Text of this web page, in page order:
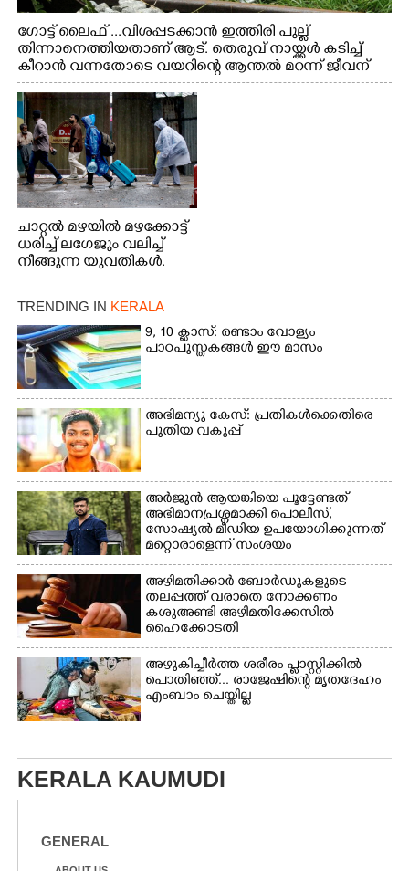
ഗോട്ട് ലൈഫ് ...വിശപ്പടക്കാൻ ഇത്തിരി പുല്ല്
തിന്നാനെത്തിയതാണ് ആട്. തെരുവ് നായ്ക്കൾ കടിച്ച്
കീറാൻ വന്നതോടെ വയറിന്റെ ആന്തൽ മറന്ന് ജീവന്
വേണ്ടിയായി ഓട്ടം. എറണാകുളം വാത്തുരുത്തിയിൽ
നിന്നുള്ള കാഴ്ച
ചാറ്റൽ മഴയിൽ മഴക്കോട്ട്
ധരിച്ച് ലഗേജും വലിച്ച്
നീങ്ങുന്ന യുവതികൾ.
എറണാകുളം മേനകയിൽ
നിന്നുള്ള കാഴ്ച
TRENDING IN KERALA
9, 10 ക്ലാസ്: രണ്ടാം വോള്യം
പാഠപുസ്തകങ്ങൾ ഈ മാസം
അഭിമന്യു കേസ്: പ്രതികൾക്കെതിരെ
പുതിയ വകുപ്പ്
അർജുൻ ആയങ്കിയെ പൂട്ടേണ്ടത്
അഭിമാനപ്രശ്നമാക്കി പൊലീസ്,
സാേഷ്യൽ മീഡിയ ഉപയോഗിക്കുന്നത്
മറ്റൊരാളെന്ന് സംശയം
അഴിമതിക്കാർ ബോർഡുകളുടെ
തലപ്പത്ത് വരാതെ നോക്കണം
കശുഅണ്ടി അഴിമതിക്കേസിൽ
ഹൈക്കോടതി
അഴുകിച്ചീർത്ത ശരീരം പ്ളാസ്റ്റിക്കിൽ
പൊതിഞ്ഞ്... രാജേഷിന്റെ മൃതദേഹം
എംബാം ചെയ്തില്ല
KERALA KAUMUDI
GENERAL